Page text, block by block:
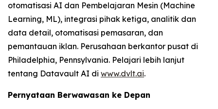
otomatisasi AI dan Pembelajaran Mesin (Machine
Learning, ML), integrasi pihak ketiga, analitik dan
data detail, otomatisasi pemasaran, dan
pemantauan iklan. Perusahaan berkantor pusat di
Philadelphia, Pennsylvania. Pelajari lebih lanjut
tentang Datavault AI di www.dvlt.ai.
Pernyataan Berwawasan ke Depan